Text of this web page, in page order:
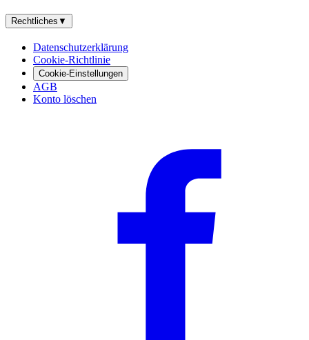
Rechtliches ▼
Datenschutzerklärung
Cookie-Richtlinie
Cookie-Einstellungen
AGB
Konto löschen